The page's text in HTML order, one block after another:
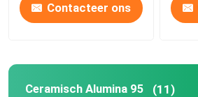
ceramische bakeware
Creatieve Ceramisch
Contacteer ons
Ceramisch Alumina 95 (11)